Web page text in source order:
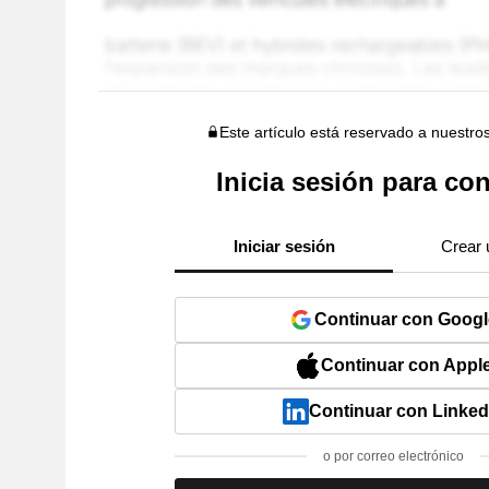
Este artículo está reservado a
Inicia sesión para
Iniciar sesión Crear
Continuar con
Continuar con
Continuar con
o por correo electrónico